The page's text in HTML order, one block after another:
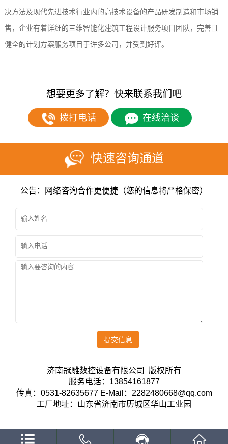
决方法及现代先进技术行业内的高技术设备的产品研发制造和市场销
售，企业有着详细的三维智能化建筑工程设计服务项目团队，完善且
健全的计划方案服务项目于许多公司，并受到好评。
想要更多了解？快来联系我们吧
拨打电话 在线洽谈
快速咨询通道
公告：网络咨询合作更便捷（您的信息将严格保密）
提交信息
济南冠雕数控设备有限公司 版权所有
服务电话：13854161877
传真：0531-82635677 E-Mail：2282480668@qq.com
工厂地址：山东省济南市历城区华山工业园